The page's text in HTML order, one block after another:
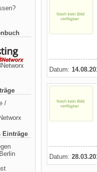
/
Einträge
Datum:
Datum: